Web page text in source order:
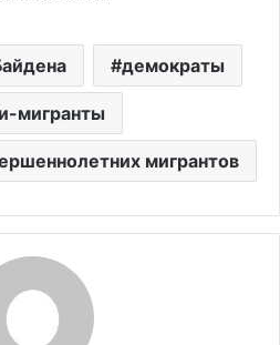
демократы
мигранты
мигрантов